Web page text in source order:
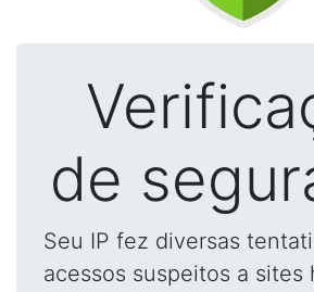
de
Seu IP fez diversas
acessos suspeitos a sites